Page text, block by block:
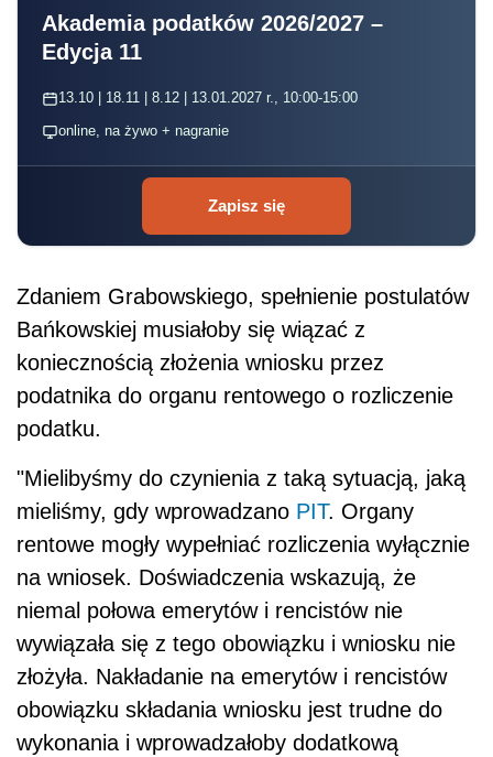
Akademia podatków 2026/2027 –
Edycja 11
13.10 | 18.11 | 8.12 | 13.01.2027 r., 10:00-15:00
online, na żywo + nagranie
Zapisz się
Zdaniem Grabowskiego, spełnienie postulatów
Bańkowskiej musiałoby się wiązać z
koniecznością złożenia wniosku przez
podatnika do organu rentowego o rozliczenie
podatku.
"Mielibyśmy do czynienia z taką sytuacją, jaką
mieliśmy, gdy wprowadzano PIT. Organy
rentowe mogły wypełniać rozliczenia wyłącznie
na wniosek. Doświadczenia wskazują, że
niemal połowa emerytów i rencistów nie
wywiązała się z tego obowiązku i wniosku nie
złożyła. Nakładanie na emerytów i rencistów
obowiązku składania wniosku jest trudne do
wykonania i wprowadzałoby dodatkową